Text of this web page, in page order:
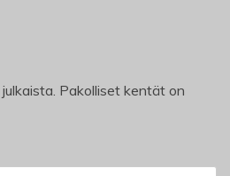
Pakolliset kentät on